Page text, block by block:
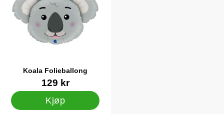
Koala Folieballong
Varenummer 23422
129 kr
Kjøp